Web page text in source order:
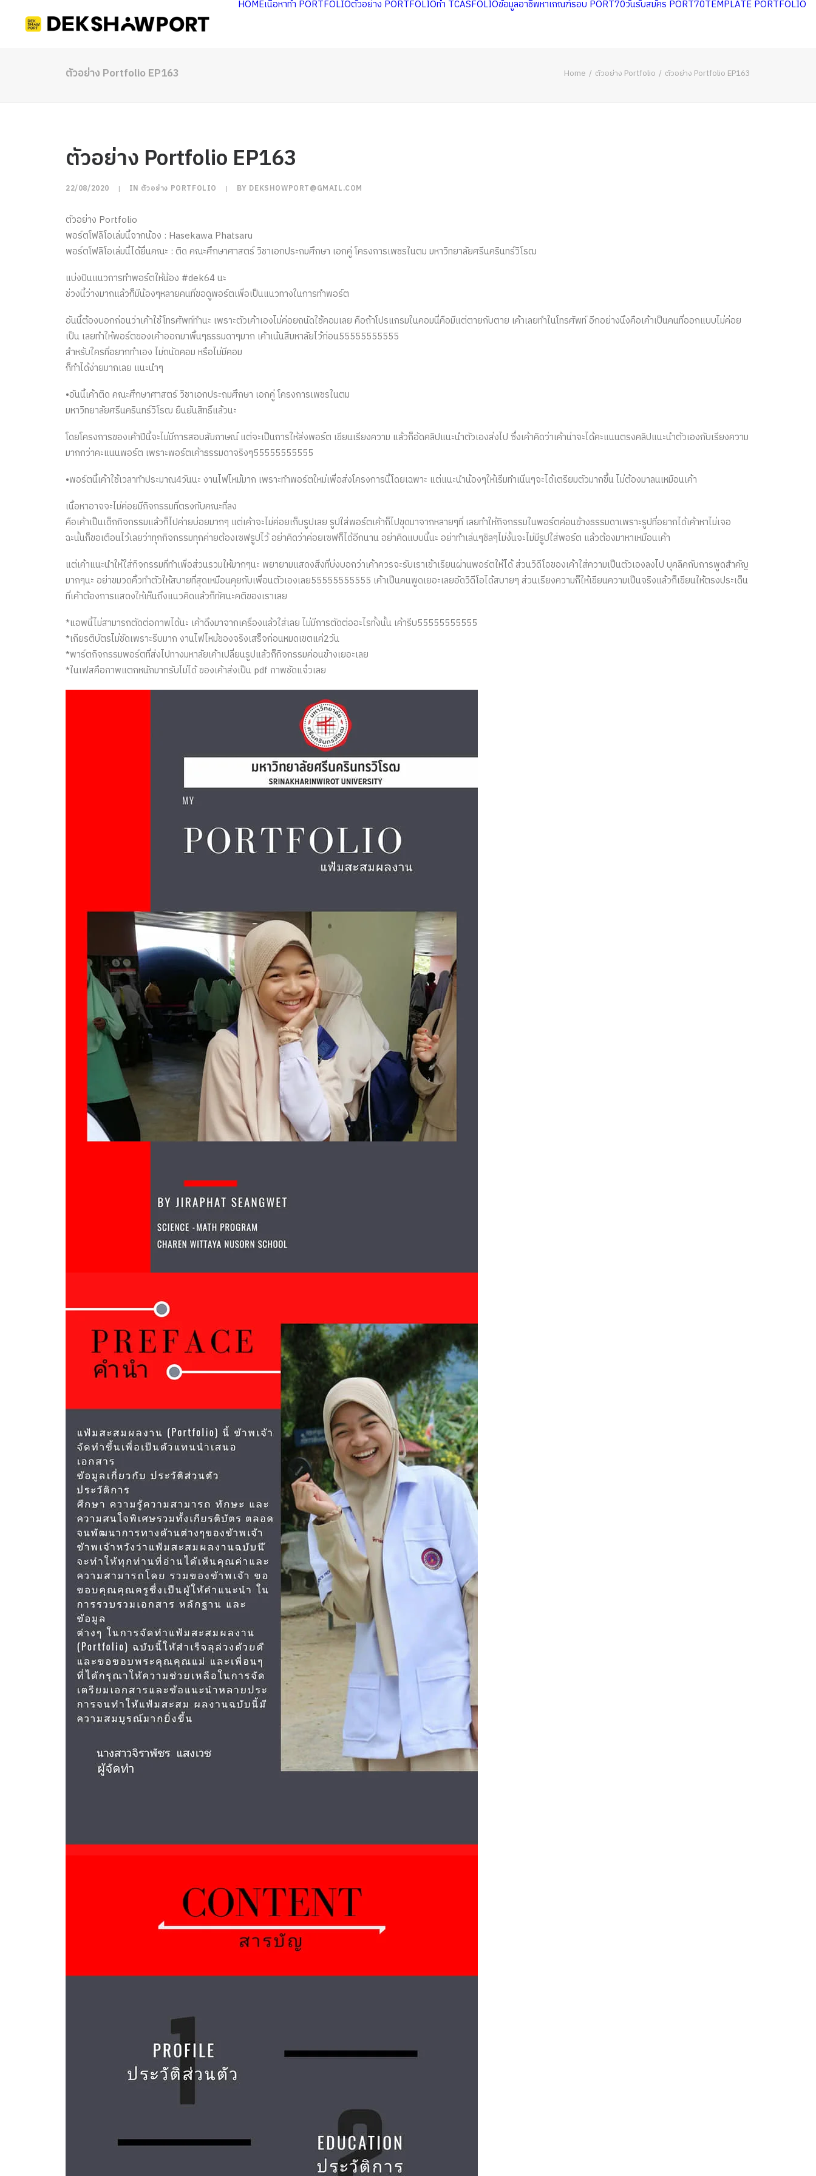
HOMEเนื้อหาทำ PORTFOLIOตัวอย่าง PORTFOLIOทำ TCASFOLIOข้อมูลอาชีพหาเกณฑ์รอบ PORT70วันรับสมัคร PORT70TEMPLATE PORTFOLIO
ตัวอย่าง Portfolio EP163 Home ตัวอย่าง Portfolio ตัวอย่าง Portfolio EP163
ตัวอย่าง Portfolio EP163
22/08/2020 | IN ตัวอย่าง PORTFOLIO | BY DEKSHOWPORT@GMAIL.COM
ตัวอย่าง Portfolio
พอร์ตโฟลิโอเล่มนี้จากน้อง : Hasekawa Phatsaru
พอร์ตโฟลิโอเล่มนี้ได้ยื่นคณะ : ติด คณะศึกษาศาสตร์​ วิชาเอกประถมศึกษา​ เอกคู่ โครงการเพชรในตม มหาวิทยาลัย​ศรีนครินทร์​วิโรฒ
แบ่งปันแนวการทำพอร์ตให้น้อง #dek64 นะ
ช่วงนี้ว่างมากแล้วก็มีน้องๆหลายคนที่ขอดูพอร์ตเพื่อเป็นแนวทางในการทำพอร์ต
อันนี้ต้องบอกก่อนว่าเค้าใช้โทรศัพท์ทำนะ เพราะตัวเค้าเองไม่ค่อยถนัดใช้คอมเลย คือถ้าโปรแกรมในคอมนี่คือมีแต่ตายกับตาย เค้าเลยทำในโทรศัพท์​ อีกอย่างนึงคือเค้าเป็นคนที่ออกแบบไม่ค่อย
เป็น เลยทำให้พอร์ตของเค้าออกมาพื้นๆธรรมดาๆมาก เค้าเน้นสีมหาลัยไว้ก่อน55555555555​
สำหรับใครที่อยากทำเอง ไม่ถนัดคอม หรือไม่มีคอม
ก็ทำได้ง่ายมากเลย แนะนำๆ
•อันนี้เค้าติด คณะศึกษาศาสตร์​ วิชาเอกประถมศึกษา​ เอกคู่ โครงการเพชรในตม
มหาวิทยาลัย​ศรีนครินทร์​วิโรฒ​ ยืนยันสิทธิ์​แล้วนะ
โดยโครงการของเค้าปีนี้จะไม่มีการสอบสัมภาษ​ณ์ แต่จะเป็นการให้ส่งพอร์ต เขียนเรียงความ แล้วก็อัดคลิปแนะนำตัวเองส่งไป ซึ่งเค้าคิดว่าเค้าน่าจะได้คะแนนตรงคลิปแนะนำตัวเองกับเรียงความ
มากกว่าคะแนนพอร์ต เพราะพอร์ตเค้าธรรมดาจริงๆ55555555555​
•พอร์ตนี้เค้าใช้เวลาทำประมาณ4วันนะ งานไฟไหม้มาก เพราะทำพอร์ตใหม่เพื่อส่งโครงการนี้โดยเฉพาะ​ แต่แนะนำน้องๆให้เริ่มทำเนิ่นๆจะได้เตรียมตัวมากขึ้น ไม่ต้องมาลนเหมือนเค้า
เนื้อหาอาจจะไม่ค่อยมีกิจกรรมที่ตรงกับคณะที่ลง
คือเค้าเป็นเด็กกิจกรรมแล้วก็ไปค่ายบ่อยมากๆ แต่เค้าจะไม่ค่อยเก็บรูปเลย รูปใส่พอร์ตเค้าก็ไปขุดมาจากหลายๆที่ เลยทำให้กิจกรรมในพอร์ตค่อนข้างธรรมดาเพราะรูปที่อยากได้เค้าหาไม่เจอ
ฉะนั้นก็ขอเตือนไว้เลยว่าทุกกิจกรรมทุกค่ายต้องเซฟรูปไว้ อย่าคิดว่าค่อยเซฟก็ได้อีกนาน อย่าคิดแบบนี้นะ อย่าทำเล่นๆชิลๆไม่งั้นจะไม่มีรูปใส่พอร์ต แล้วต้องมาหาเหมือนเค้า
แต่เค้าแนะนำให้ใส่กิจกรรมที่ทำเพื่อส่วนรวมให้มากๆนะ พยายามแสดงสิ่งที่บ่งบอกว่าเค้าควรจะรับเราเข้าเรียนผ่านพอร์ตให้ได้ ส่วนวิดีโอของเค้าใส่ความเป็นตัวเองลงไป บุคลิคกับการพูดสำคัญ​
มากๆนะ อย่าขมวดคิ้วทำตัวให้สบายที่สุดเหมือนคุยกับเพื่อนตัวเองเลย55555555555​ เค้าเป็นคนพูดเยอะเลยอัดวิดีโอได้สบายๆ ส่วนเรียงความก็ให้เขียนความเป็นจริงแล้วก็เขียนให้ตรงประเด็น
ที่เค้าต้องการแสดงให้เห็นถึงแนวคิดแล้วก็ทัศนะคติของเราเลย
*แอพนี้ไม่สามารถตัดต่อภาพได้นะ เค้าดึงมาจากเครื่องแล้วใส่เลย ไม่มีการตัดต่ออะไรทั้งนั้น เค้ารีบ55555555555​
*เกียรติบัตรไม่ชัดเพราะรีบมาก งานไฟไหม้ของจริงเสร็จก่อนหมดเขตแค่2วัน
*พาร์ตกิจกรรมพอร์ตที่ส่งไปทางมหาลัยเค้าเปลี่ยนรูปแล้วก็กิจกรรมค่อนข้างเยอะเลย
*ในเฟสคือภาพแตกหนักมากรับไม่ได้ ของเค้าส่งเป็น pdf ภาพชัดแจ๋วเลย